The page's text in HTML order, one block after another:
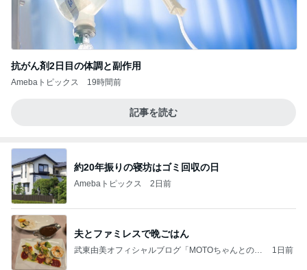
抗がん剤2日目の体調と副作用
Amebaトピックス 19時間前
記事を読む
約20年振りの寝坊はゴミ回収の日
Amebaトピックス 2日前
夫とファミレスで晩ごはん
武東由美オフィシャルブログ「MOTOちゃんとのは
1日前